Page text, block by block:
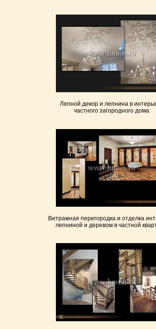
Лепной декор и лепнина в
частного загородного дома
Витражная перегородка и отделка
лепниной и деревом в частной